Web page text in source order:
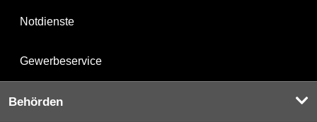
Notdienste
Gewerbeservice
Behörden